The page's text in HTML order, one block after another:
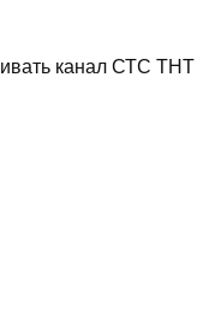
канал СТС ТНТ